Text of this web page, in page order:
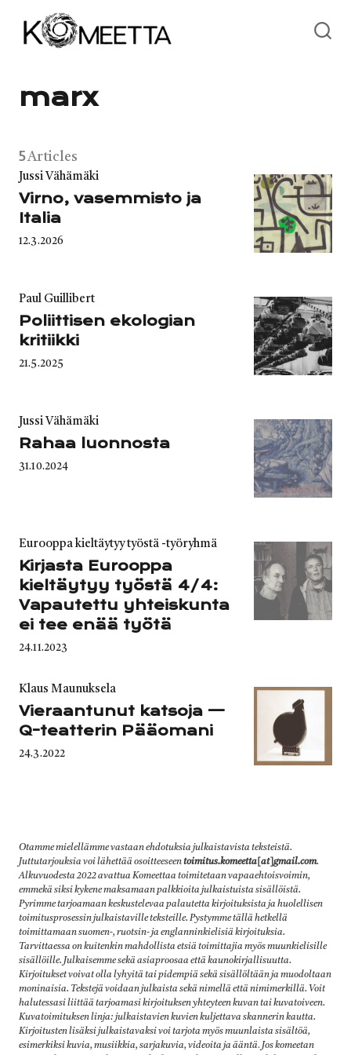
marx
5Articles
Category
Jussi Vähämäki
Virno, vasemmisto ja
Italia
Published
12.3.2026
Category
Paul Guillibert
Poliittisen ekologian
kritiikki
Published
21.5.2025
Category
Jussi Vähämäki
Rahaa luonnosta
Published
31.10.2024
Category
Eurooppa kieltäytyy työstä -työryhmä
Kirjasta Eurooppa
kieltäytyy työstä 4/4:
Vapautettu yhteiskunta
ei tee enää työtä
Published
24.11.2023
Category
Klaus Maunuksela
Vieraantunut katsoja —
Q-teatterin Pääomani
Published
24.3.2022
Otamme mielellämme vastaan ehdotuksia julkaistavista teksteistä.
Juttutarjouksia voi lähettää osoitteeseentoimitus.komeetta[at]gmail.com.
Alkuvuodesta 2022 avattua Komeettaa toimitetaan vapaaehtoisvoimin,
emmekä siksi kykene maksamaan palkkioita julkaistuista sisällöistä.
Pyrimme tarjoamaan keskustelevaa palautetta kirjoituksista ja huolellisen
toimitusprosessin julkaistaville teksteille. Pystymme tällä hetkellä
toimittamaan suomen-, ruotsin- ja englanninkielisiä kirjoituksia.
Tarvittaessa on kuitenkin mahdollista etsiä toimittajia myös muunkielisille
sisällöille. Julkaisemme sekä asiaproosaa että kaunokirjallisuutta.
Kirjoitukset voivat olla lyhyitä tai pidempiä sekä sisällöltään ja muodoltaan
moninaisia. Tekstejä voidaan julkaista sekä nimellä että nimimerkillä. Voit
halutessasi liittää tarjoamasi kirjoituksen yhteyteen kuvan tai kuvatoiveen.
Kuvatoimituksen linja: julkaistavien kuvien kuljettava skannerin kautta.
Kirjoitusten lisäksi julkaistavaksi voi tarjota myös muunlaista sisältöä,
esimerkiksi kuvia, musiikkia, sarjakuvia, videoita ja ääntä. Jos komeetan